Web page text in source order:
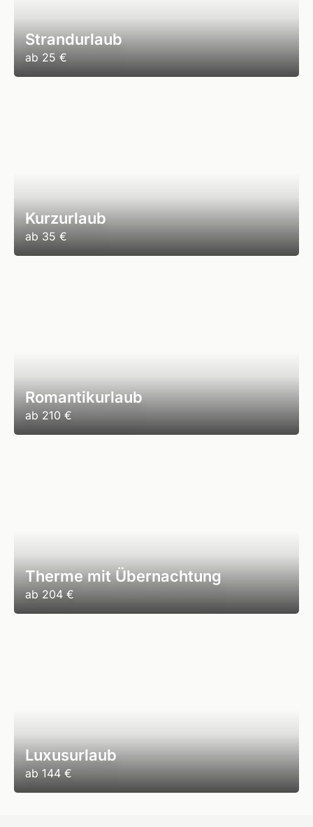
Strandurlaub
ab 25 €
Kurzurlaub
ab 35 €
Romantikurlaub
ab 210 €
Therme mit Übernachtung
ab 204 €
Luxusurlaub
ab 144 €